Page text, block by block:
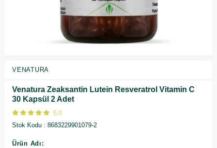
VENATURA
Venatura Zeaksantin Lutein Resveratrol Vitamin C
30 Kapsül 2 Adet
5.0
Stok Kodu
8683229901079-2
Ürün Adı: